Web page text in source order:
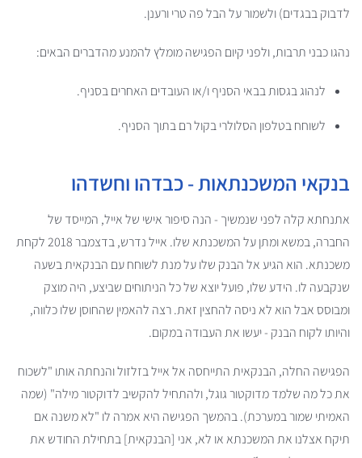
לדבוק בבגדים) ולשמור על הבל פה טרי ורענן.
נהגו כבני תרבות, ולפני קיום הפגישה מומלץ להמנע מהדברים הבאים:
לנהוג בגסות בבאי הסניף ו/או העובדים האחרים בסניף.
לשוחח בטלפון הסלולרי בקול רם בתוך הסניף.
בנקאי המשכנתאות - כבדהו וחשדהו
אתנחתא קלה לפני שנמשיך - הנה סיפור אישי של אייל, המייסד של
החברה, במשא ומתן על המשכנתא שלו. אייל נדרש, בדצמבר 2018 לקחת
משכנתא. הוא הגיע אל הבנק שלו על מנת לשוחח עם הבנקאית בשעה
שנקבעה לו. הידע שלו, פועל יוצא של כל הניתוחים שביצע, היה מוצק
ומבוסס אבל הוא לא ניסה להחצין זאת. רצה להאמין שהחוסן שלו כלווה,
והיותו לקוח הבנק - יעשו את העבודה במקום.
הפגישה החלה, הבנקאית התייחסה אל אייל בזלזול והנחתה אותו "לשכוח
את כל מה שלמד מדוקטור גוגל, ולהתחיל להקשיב לדוקטור מילה" (שמה
האמיתי שמור במערכת). בהמשך הפגישה היא אמרה לו "לא משנה אם
תיקח אצלנו את המשכנתא או לא, אני [הבנקאית] בתחילת החודש את